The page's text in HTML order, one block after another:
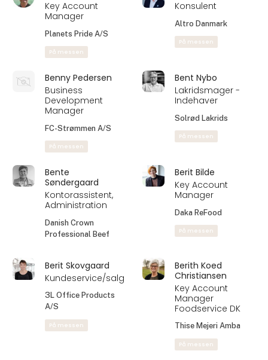
Aviaja Riemann-
Andersen
CEO & Co-founder
Agrain
Barbara Saouma
CCO
Good Habit Co.
Benjamin
Bjerregaard
Account Manager
Delfi Technologies
A/S
Benni Moalem
CEO/OWNER
Key Account
Manager
Planets Pride A/S
På messen
Konsulent
Altro Danmark
På messen
Development
Manager
FC-Strømmen A/S
Indehaver
Solrød Lakrids
På messen
Berit Bilde
Key Account